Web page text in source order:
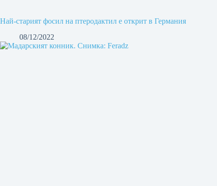
Най-старият фосил на птеродактил е открит в Германия
08/12/2022